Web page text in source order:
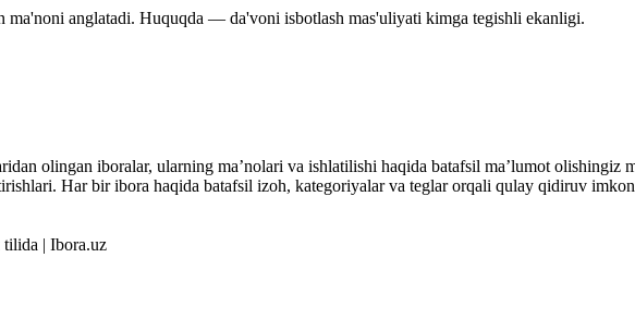
anglatadi. Huquqda — da'voni isbotlash mas'uliyati kimga tegishli ekanligi.
olingan iboralar, ularning maʼnolari va ishlatilishi haqida batafsil maʼlumot olishingiz
Har bir ibora haqida batafsil izoh, kategoriyalar va teglar orqali qulay qidiruv
| Ibora.uz